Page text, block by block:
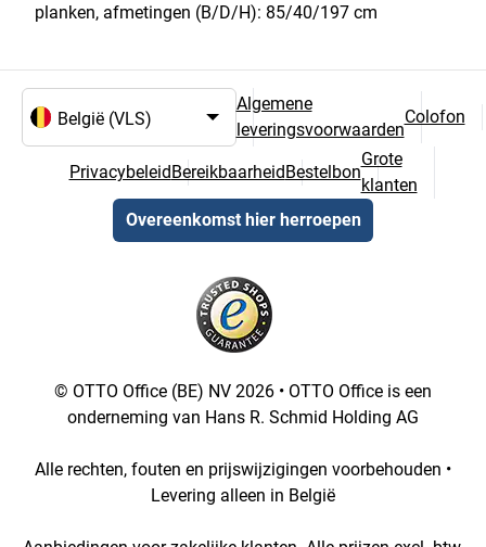
planken, afmetingen (B/D/H): 85/40/197 cm
Algemene
leveringsvoorwaarden
Colofon
PrivacybeleidBereikbaarheidBestelbon
Grote
klanten
Overeenkomst hier herroepen
© OTTO Office (BE) NV 2026 • OTTO Office is een
onderneming van Hans R. Schmid Holding AG
Alle rechten, fouten en prijswijzigingen voorbehouden •
Levering alleen in België